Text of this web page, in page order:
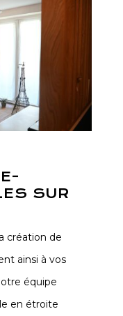
SUR
création de
ainsi à vos
équipe
en étroite